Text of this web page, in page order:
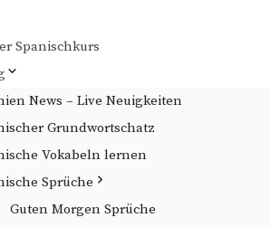
Spanischkurs
News – Live Neuigkeiten
Grundwortschatz
Vokabeln lernen
Sprüche
Guten Morgen Sprüche